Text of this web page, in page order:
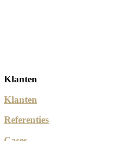
Klanten
Klanten
Referenties